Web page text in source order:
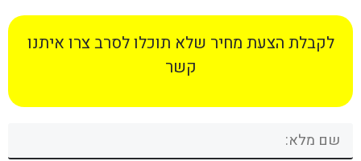
לקבלת הצעת מחיר שלא תוכלו לסרב צרו איתנו
קשר